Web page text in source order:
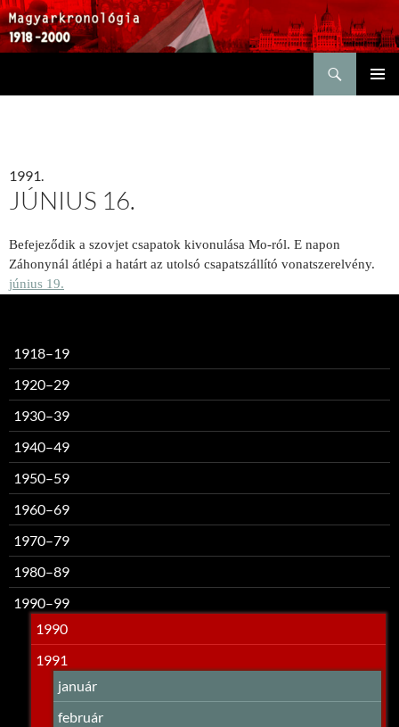
1991.
JÚNIUS 16.
Befejeződik a szovjet csapatok kivonulása Mo-ról. E napon
Záhonynál átlépi a határt az utolsó csapatszállító vonatszerelvény.
június 19.
1918–19
1920–29
1930–39
1940–49
1950–59
1960–69
1970–79
1980–89
1990–99
1990
1991
január
február